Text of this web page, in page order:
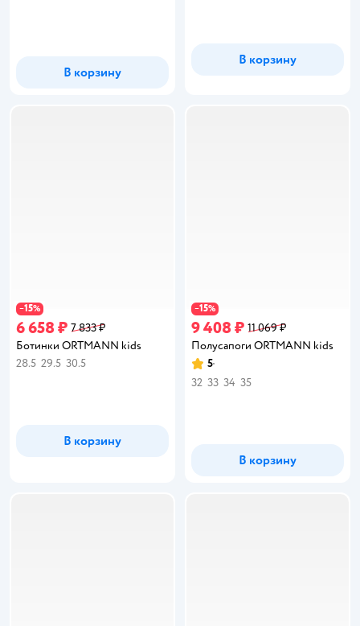
В корзину
В корзину
−15%
6 658 ₽ 7 833 ₽
Ботинки ORTMANN kids
28.5 29.5 30.5
В корзину
−15%
9 408 ₽ 11 069 ₽
Полусапоги ORTMANN kids
Рейтинг:
5
32 33 34 35
В корзину